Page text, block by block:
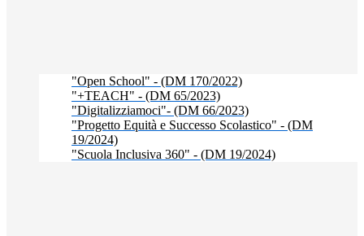
"Open School" - (DM 170/2022)
"+TEACH" - (DM 65/2023)
"Digitalizziamoci"- (DM 66/2023)
"Progetto Equità e Successo Scolastico" - (DM
19/2024)
"Scuola Inclusiva 360" - (DM 19/2024)